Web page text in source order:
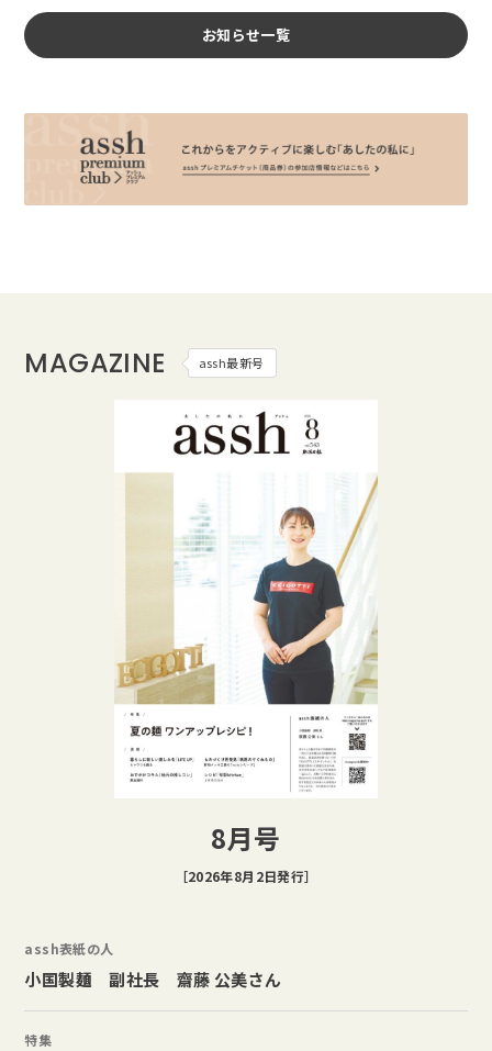
お知らせ一覧
MAGAZINE assh最新号
8月号
［2026年8月2日発行］
assh表紙の人
小国製麺 副社長 齋藤 公美さん
特集